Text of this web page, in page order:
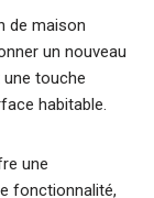
de maison
un nouveau
touche
habitable.
une
fonctionnalité,